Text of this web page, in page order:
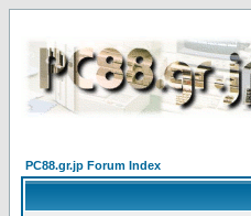
PC88.gr.jp Forum Index